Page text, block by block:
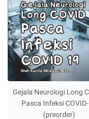
Gejala Neurologi Long
Pasca Infeksi
(preorder)